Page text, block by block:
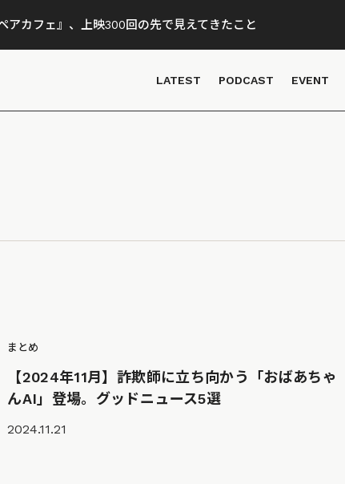
アカフェ』、上映300回の先で見えてきたこと
LATEST PODCAST EVENT
まとめ
【2024年11月】詐欺師に立ち向かう「おばあちゃ
んAI」登場。グッドニュース5選
2024.11.21